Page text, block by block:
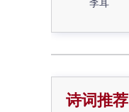
李耳
诗词推荐